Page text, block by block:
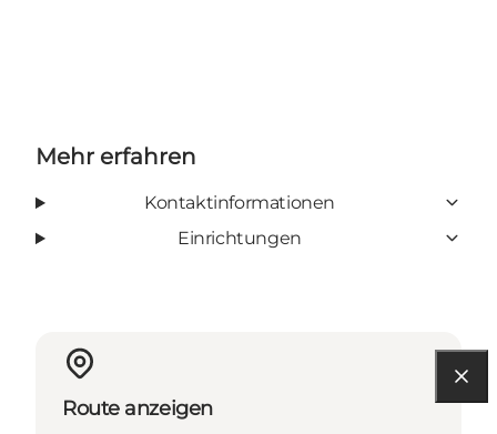
Mehr erfahren
Kontaktinformationen
Einrichtungen
Route anzeigen